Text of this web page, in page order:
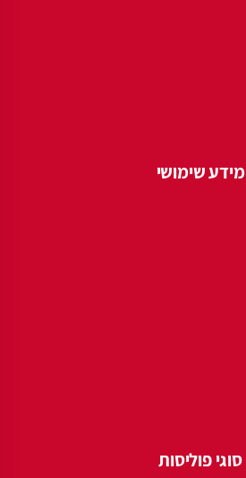
מידע שימושי
סוגי פוליסות